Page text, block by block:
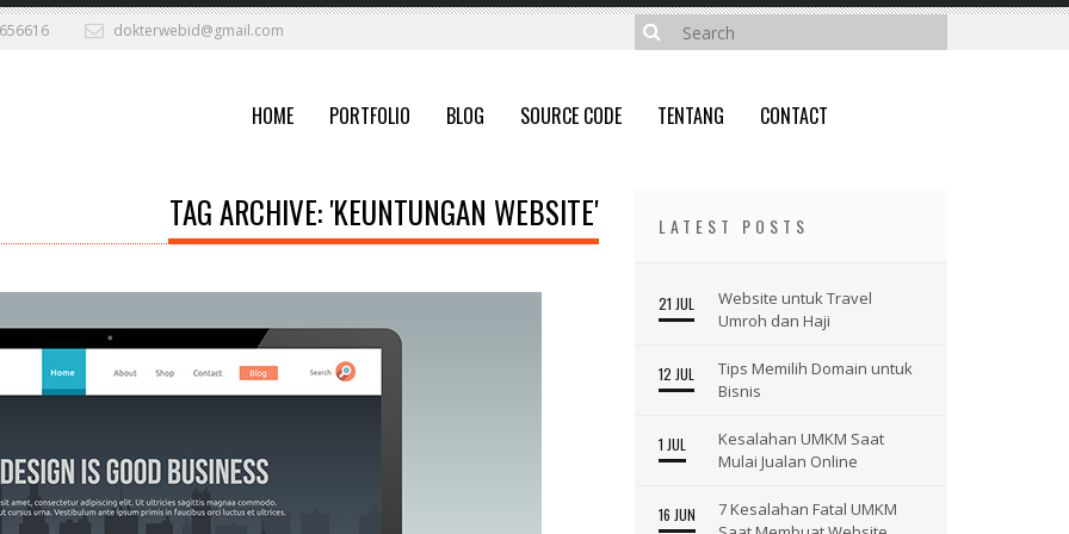
dokterwebid@gmail.com
HOME PORTFOLIO BLOG SOURCE CODE TENTANG CONTACT
TAG ARCHIVE: 'KEUNTUNGAN WEBSITE' LATEST POSTS
21 JUL
Website untuk Travel
Umroh dan Haji
12 JUL
Tips Memilih Domain untuk
Bisnis
1 JUL
Kesalahan UMKM Saat
Mulai Jualan Online
16 JUN
7 Kesalahan Fatal UMKM